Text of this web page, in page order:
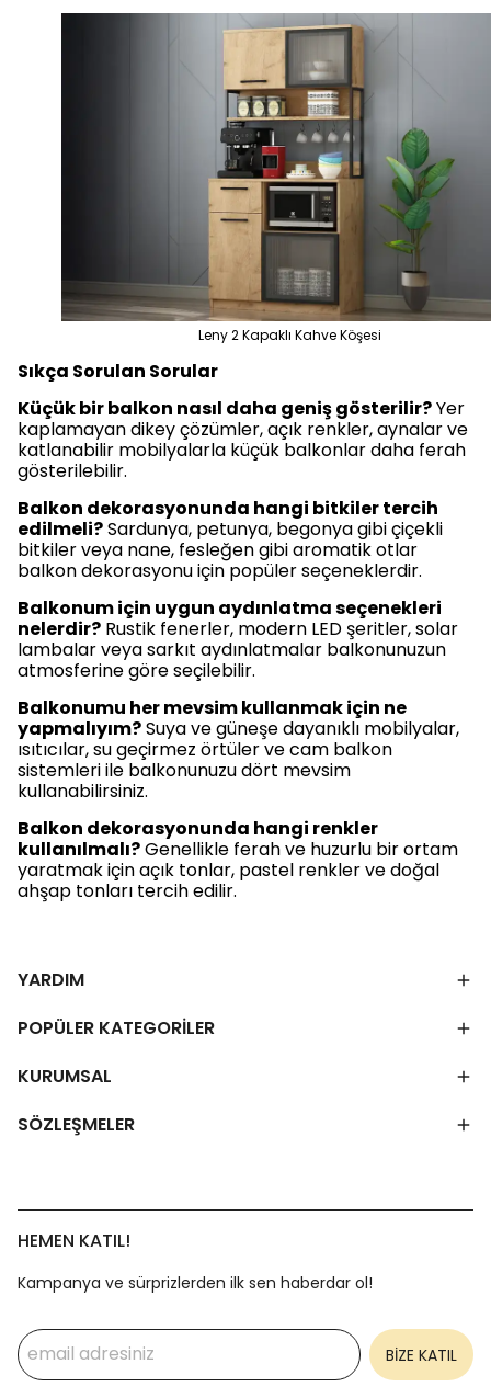
Leny 2 Kapaklı Kahve Köşesi
Sıkça Sorulan Sorular
Küçük bir balkon nasıl daha geniş gösterilir?Yer
kaplamayan dikey çözümler, açık renkler, aynalar ve
katlanabilir mobilyalarla küçük balkonlar daha ferah
gösterilebilir.
Balkon dekorasyonunda hangi bitkiler tercih
edilmeli?Sardunya, petunya, begonya gibi çiçekli
bitkiler veya nane, fesleğen gibi aromatik otlar
balkon dekorasyonu için popüler seçeneklerdir.
Balkonum için uygun aydınlatma seçenekleri
nelerdir? Rustik fenerler, modern LED şeritler, solar
lambalar veya sarkıt aydınlatmalar balkonunuzun
atmosferine göre seçilebilir.
Balkonumu her mevsim kullanmak için ne
yapmalıyım?Suya ve güneşe dayanıklı mobilyalar,
ısıtıcılar, su geçirmez örtüler ve cam balkon
sistemleri ile balkonunuzu dört mevsim
kullanabilirsiniz.
Balkon dekorasyonunda hangi renkler
kullanılmalı?Genellikle ferah ve huzurlu bir ortam
yaratmak için açık tonlar, pastel renkler ve doğal
ahşap tonları tercih edilir.
YARDIM
POPÜLER KATEGORİLER
KURUMSAL
SÖZLEŞMELER
HEMEN KATIL!
Kampanya ve sürprizlerden ilk sen haberdar ol!
BİZE KATIL